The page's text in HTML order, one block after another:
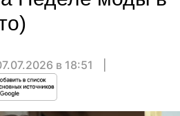
в 18:51